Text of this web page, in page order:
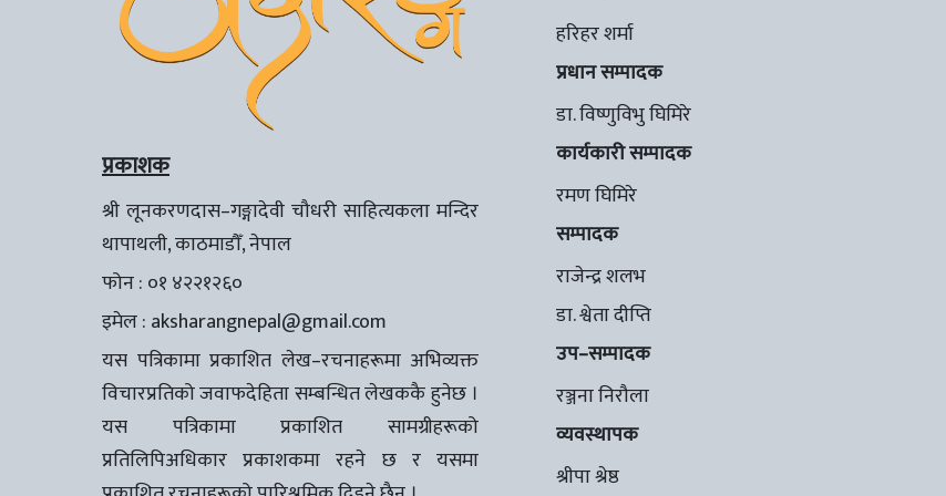
प्रकाशक
श्री लूनकरणदास–गङ्गादेवी चौधरी साहित्यकला मन्दिर
थापाथली, काठमाडौँ, नेपाल
फोन : ०१ ४२२१२६०
इमेल : aksharangnepal@gmail.com
यस पत्रिकामा प्रकाशित लेख–रचनाहरूमा अभिव्यक्त
विचारप्रतिको जवाफदेहिता सम्बन्धित लेखककै हुनेछ ।
यस पत्रिकामा प्रकाशित सामग्रीहरूको
प्रतिलिपिअधिकार प्रकाशकमा रहने छ र यसमा
हरिहर शर्मा
प्रधान सम्पादक
डा. विष्णुविभु घिमिरे
कार्यकारी सम्पादक
रमण घिमिरे
सम्पादक
राजेन्द्र शलभ
डा. श्वेता दीप्ति
उप–सम्पादक
रञ्जना निरौला
व्यवस्थापक
श्रीपा श्रेष्ठ